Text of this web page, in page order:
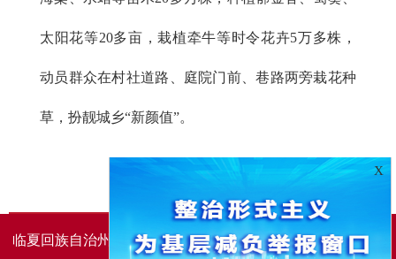
太阳花等20多亩，栽植牵牛等时令花卉5万多株，
动员群众在村社道路、庭院门前、巷路两旁栽花种
草，扮靓城乡“新颜值”。
临夏回族自治州人民政府办公室主办 临夏回族自治州人民政
X